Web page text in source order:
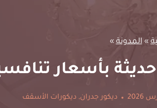
» المدونة »
بأسعار تنافسية
ديكور جدران, ديكورات الأسقف